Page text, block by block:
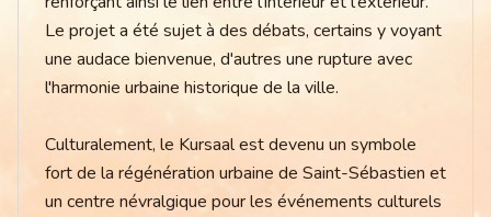
Le projet a été sujet à des débats, certains y voyant
une audace bienvenue, d'autres une rupture avec
l'harmonie urbaine historique de la ville.
Culturalement, le Kursaal est devenu un symbole
fort de la régénération urbaine de Saint-Sébastien et
un centre névralgique pour les événements culturels